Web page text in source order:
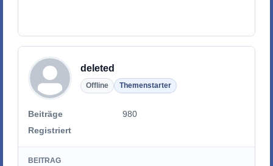
deleted
Offline Themenstarter
Beiträge
980
Registriert
BEITRAG